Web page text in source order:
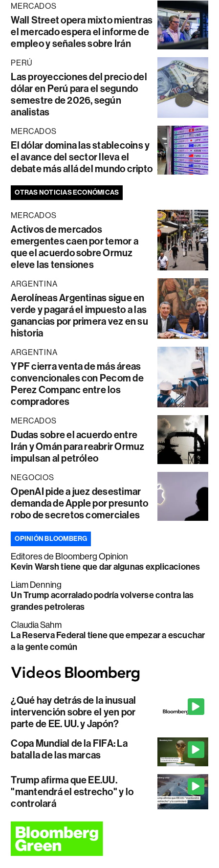
MERCADOS
Wall Street opera mixto mientras
el mercado espera el informe de
empleo y señales sobre Irán
PERÚ
Las proyecciones del precio del
dólar en Perú para el segundo
semestre de 2026, según
analistas
MERCADOS
El dólar domina las stablecoins y
el avance del sector lleva el
debate más allá del mundo cripto
OTRAS NOTICIAS ECONÓMICAS
MERCADOS
Activos de mercados
emergentes caen por temor a
que el acuerdo sobre Ormuz
eleve las tensiones
ARGENTINA
Aerolíneas Argentinas sigue en
verde y pagará el impuesto a las
ganancias por primera vez en su
historia
ARGENTINA
YPF cierra venta de más áreas
convencionales con Pecom de
Perez Companc entre los
compradores
MERCADOS
Dudas sobre el acuerdo entre
Irán y Omán para reabrir Ormuz
impulsan al petróleo
NEGOCIOS
OpenAI pide a juez desestimar
demanda de Apple por presunto
robo de secretos comerciales
OPINIÓN BLOOMBERG
Editores de Bloomberg Opinion
Kevin Warsh tiene que dar algunas explicaciones
Liam Denning
Un Trump acorralado podría volverse contra las
grandes petroleras
Claudia Sahm
La Reserva Federal tiene que empezar a escuchar
a la gente común
¿Qué hay detrás de la inusual
intervención sobre el yen por
parte de EE. UU. y Japón?
Copa Mundial de la FIFA: La
batalla de las marcas
Trump afirma que EE.UU.
"mantendrá el estrecho" y lo
controlará